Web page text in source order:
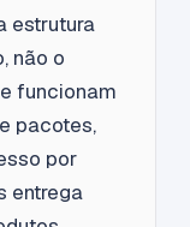
estrutura
não o
funcionam
pacotes,
por
entrega